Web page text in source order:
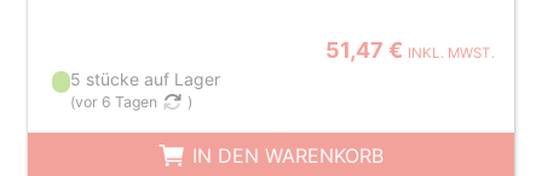
51,47 € INKL. MWST.
5 stücke auf Lager
(vor 6 Tagen )
IN DEN WARENKORB